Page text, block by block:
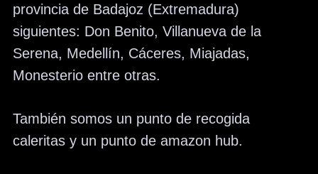
provincia de Badajoz (Extremadura)
siguientes: Don Benito, Villanueva de la
Serena, Medellín, Cáceres, Miajadas,
Monesterio entre otras.
También somos un punto de recogida
caleritas y un punto de amazon hub.